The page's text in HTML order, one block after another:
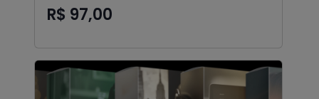
R$ 97,00